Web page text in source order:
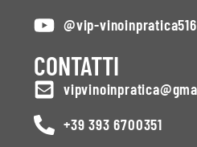
@vip-
CONTATTI
+39 393 6700351